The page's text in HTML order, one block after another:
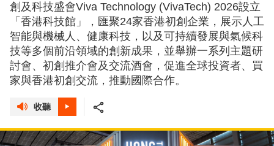
創及科技盛會Viva Technology (VivaTech) 2026設立
「香港科技館」，匯聚24家香港初創企業，展示人工
智能與機械人、健康科技，以及可持續發展與氣候科
技等多個前沿領域的創新成果，並舉辦一系列主題研
討會、初創推介會及交流酒會，促進全球投資者、買
家與香港初創交流，推動國際合作。
收聽